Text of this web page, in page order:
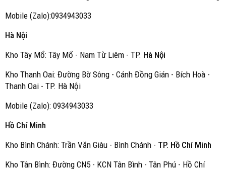
Mobile (Zalo):0934943033
Hà Nội
Kho Tây Mổ: Tây Mổ - Nam Từ Liêm - TP. Hà Nội
Kho Thanh Oai: Đường Bờ Sông - Cánh Đồng Gián - Bích Hoà -
Thanh Oai - TP. Hà Nội
Mobile (Zalo): 0934943033
Hồ Chí Minh
Kho Bình Chánh: Trần Văn Giàu - Bình Chánh - TP. Hồ Chí Minh
Kho Tân Bình: Đường CN5 - KCN Tân Bình - Tân Phú - Hồ Chí